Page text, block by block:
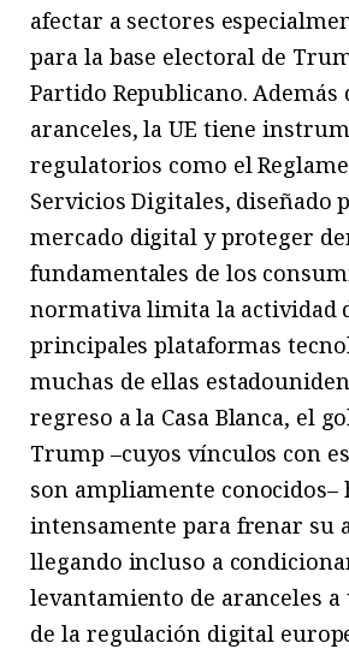
afectar a sectores
para la base electoral de
Partido Republicano. Además
aranceles, la UE tiene
regulatorios como el
Servicios Digitales, diseñado
mercado digital y proteger
fundamentales de los
normativa limita la actividad
principales plataformas
muchas de ellas
regreso a la Casa Blanca, el
Trump –cuyos vínculos con
son ampliamente conocidos–
intensamente para frenar su
llegando incluso a
levantamiento de aranceles
de la regulación digital